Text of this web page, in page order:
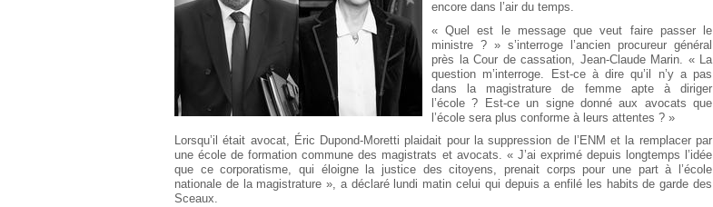
encore dans l’air du temps.
« Quel est le message que veut faire passer le
ministre ? » s’interroge l’ancien procureur général
près la Cour de cassation, Jean-Claude Marin. « La
question m’interroge. Est-ce à dire qu’il n’y a pas
dans la magistrature de femme apte à diriger
l’école ? Est-ce un signe donné aux avocats que
l’école sera plus conforme à leurs attentes ? »
Lorsqu’il était avocat, Éric Dupond-Moretti plaidait pour la suppression de l’ENM et la remplacer par
une école de formation commune des magistrats et avocats. « J’ai exprimé depuis longtemps l’idée
que ce corporatisme, qui éloigne la justice des citoyens, prenait corps pour une part à l’école
nationale de la magistrature », a déclaré lundi matin celui qui depuis a enfilé les habits de garde des
Sceaux.